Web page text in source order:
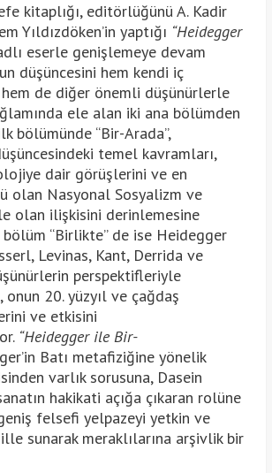
kitaplığı, editörlüğünü A. Kadir
Yıldızdöken’in yaptığı “Heidegger
eserle genişlemeye devam
düşüncesini hem kendi iç
de diğer önemli düşünürlerle
ele alan iki ana bölümden
bölümünde “Bir-Arada”,
temel kavramları,
dair görüşlerini ve en
olan Nasyonal Sosyalizm ve
olan ilişkisini derinlemesine
“Birlikte” de ise Heidegger
Levinas, Kant, Derrida ve
perspektifleriyle
onun 20. yüzyıl ve çağdaş
ve etkisini
“Heidegger ile Bir-
Batı metafiziğine yönelik
varlık sorusuna, Dasein
hakikati açığa çıkaran rolüne
felsefi yelpazeyi yetkin ve
sunarak meraklılarına arşivlik bir